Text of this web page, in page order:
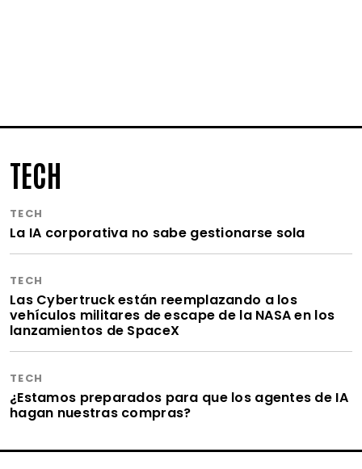
TECH
TECH
La IA corporativa no sabe gestionarse sola
TECH
Las Cybertruck están reemplazando a los
vehículos militares de escape de la NASA en los
lanzamientos de SpaceX
TECH
¿Estamos preparados para que los agentes de IA
hagan nuestras compras?